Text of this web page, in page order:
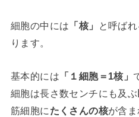
細胞の中には 「核」
と呼ば
ります。
基本的には 「１細胞＝1核」
細胞は長さ数センチにも及ぶ
筋細胞に たくさんの核が含ま